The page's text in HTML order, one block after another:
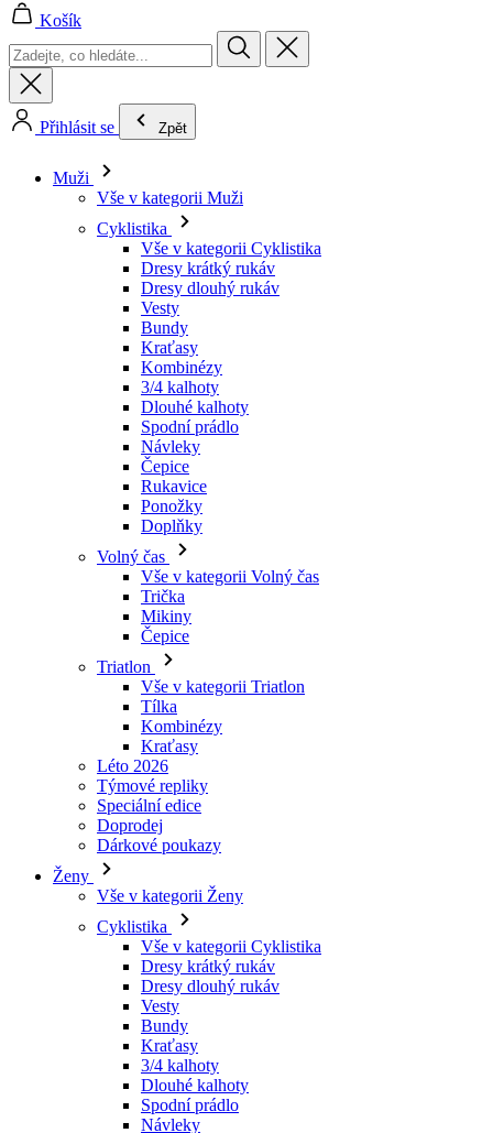
Košík
Přihlásit se Zpět
Muži
Vše v kategorii Muži
Cyklistika
Vše v kategorii Cyklistika
Dresy krátký rukáv
Dresy dlouhý rukáv
Vesty
Bundy
Kraťasy
Kombinézy
3/4 kalhoty
Dlouhé kalhoty
Spodní prádlo
Návleky
Čepice
Rukavice
Ponožky
Doplňky
Volný čas
Vše v kategorii Volný čas
Trička
Mikiny
Čepice
Triatlon
Vše v kategorii Triatlon
Tílka
Kombinézy
Kraťasy
Léto 2026
Týmové repliky
Speciální edice
Doprodej
Dárkové poukazy
Ženy
Vše v kategorii Ženy
Cyklistika
Vše v kategorii Cyklistika
Dresy krátký rukáv
Dresy dlouhý rukáv
Vesty
Bundy
Kraťasy
3/4 kalhoty
Dlouhé kalhoty
Spodní prádlo
Návleky